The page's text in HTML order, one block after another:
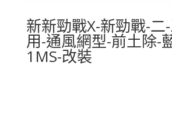
新新勁戰X-新勁戰-二
用-通風網型-前土除-
1MS-改裝